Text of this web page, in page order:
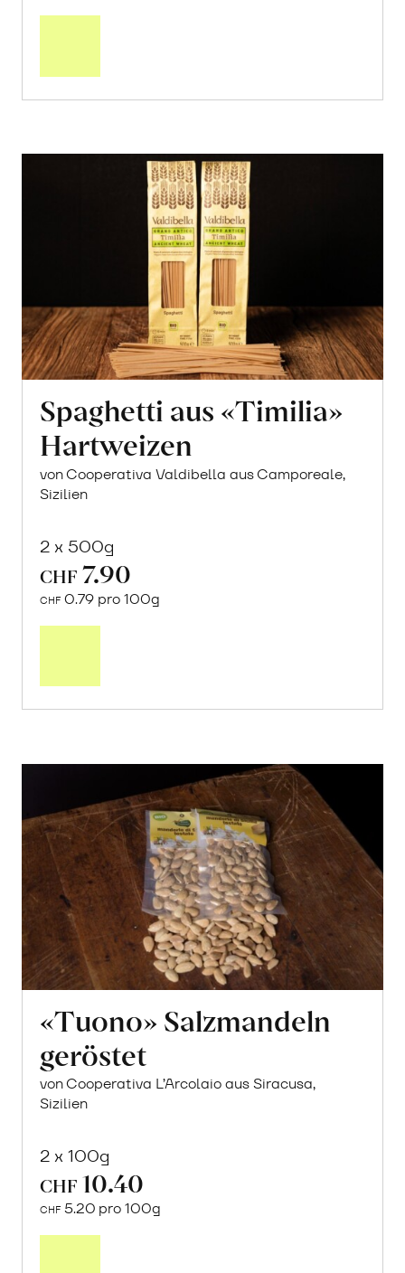
Spaghetti aus «Timilia»
Hartweizen
von Cooperativa Valdibella aus Camporeale,
Sizilien
2 x 500g
CHF 7.90
CHF 0.79 pro 100g
«Tuono» Salzmandeln
geröstet
von Cooperativa L’Arcolaio aus Siracusa,
Sizilien
2 x 100g
CHF 10.40
CHF 5.20 pro 100g